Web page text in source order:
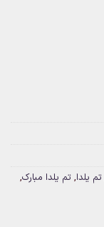
تم یلدا, تم یلدا مبارک,